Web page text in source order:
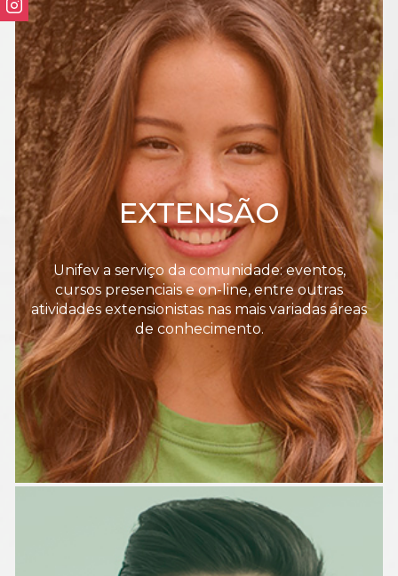
EXTENSÃO
Unifev a serviço da comunidade: eventos,
cursos presenciais e on-line, entre outras
atividades extensionistas nas mais variadas áreas
de conhecimento.